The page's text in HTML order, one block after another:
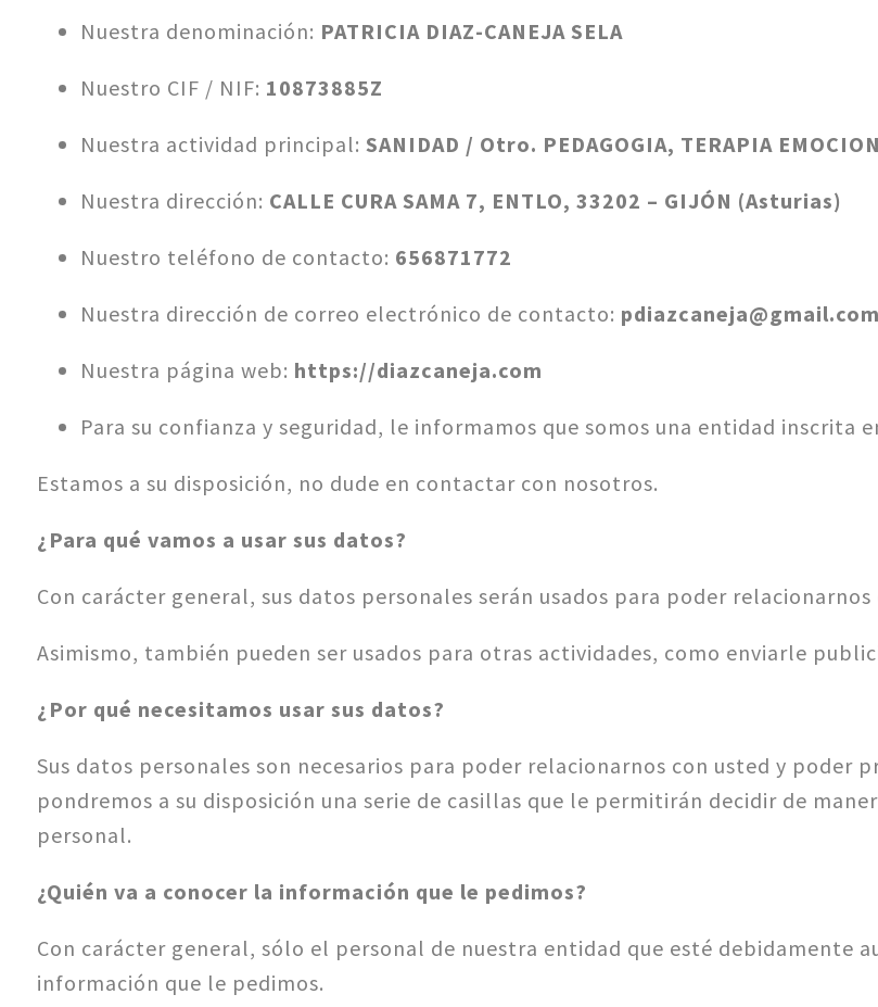
Nuestra denominación: PATRICIA DIAZ-CANEJA SELA
Nuestro CIF / NIF: 10873885Z
Nuestra actividad principal: SANIDAD / Otro. PEDAGOGIA, TERAPIA
Nuestra dirección: CALLE CURA SAMA 7, ENTLO, 33202 – GIJÓN (Asturias)
Nuestro teléfono de contacto: 656871772
Nuestra dirección de correo electrónico de contacto: pdiazcaneja@gmail.com
Nuestra página web: https://diazcaneja.com
Para su confianza y seguridad, le informamos que somos una entidad
Estamos a su disposición, no dude en contactar con nosotros.
¿Para qué vamos a usar sus datos?
Con carácter general, sus datos personales serán usados para poder
Asimismo, también pueden ser usados para otras actividades, como enviarle
¿Por qué necesitamos usar sus datos?
Sus datos personales son necesarios para poder relacionarnos con usted y poder
pondremos a su disposición una serie de casillas que le permitirán decidir de
personal.
¿Quién va a conocer la información que le pedimos?
Con carácter general, sólo el personal de nuestra entidad que esté debidamente
información que le pedimos.